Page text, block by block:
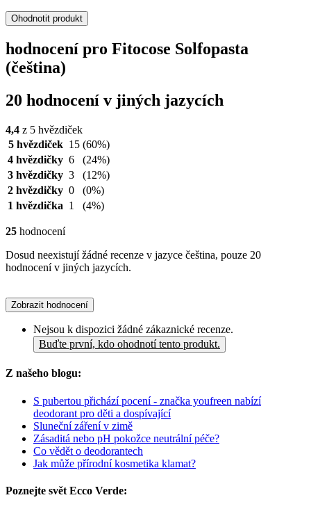
Ohodnotit produkt
hodnocení pro Fitocose Solfopasta
(čeština)
20 hodnocení v jiných jazycích
4,4 z 5 hvězdiček
5 hvězdiček 15 (60%)
4 hvězdičky 6
(24%)
3 hvězdičky 3
(12%)
2 hvězdičky 0
(0%)
1 hvězdička 1 (4%)
25 hodnocení
Dosud neexistují žádné recenze v jazyce čeština, pouze 20
hodnocení v jiných jazycích.
Zobrazit hodnocení
Nejsou k dispozici žádné zákaznické recenze.
Buďte první, kdo ohodnotí tento produkt.
Z našeho blogu:
S pubertou přichází pocení - značka youfreen nabízí
deodorant pro děti a dospívající
Sluneční záření v zimě
Zásaditá nebo pH pokožce neutrální péče?
Co vědět o deodorantech
Jak může přírodní kosmetika klamat?
Poznejte svět Ecco Verde: